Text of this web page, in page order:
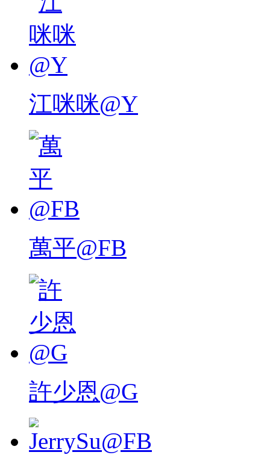
江咪咪@Y
萬平@FB
許少恩@G